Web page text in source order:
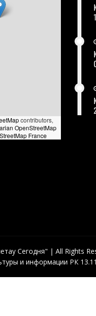
contributors,
OpenStreetMap
France
Сегодня" | All Rights
и информации РК